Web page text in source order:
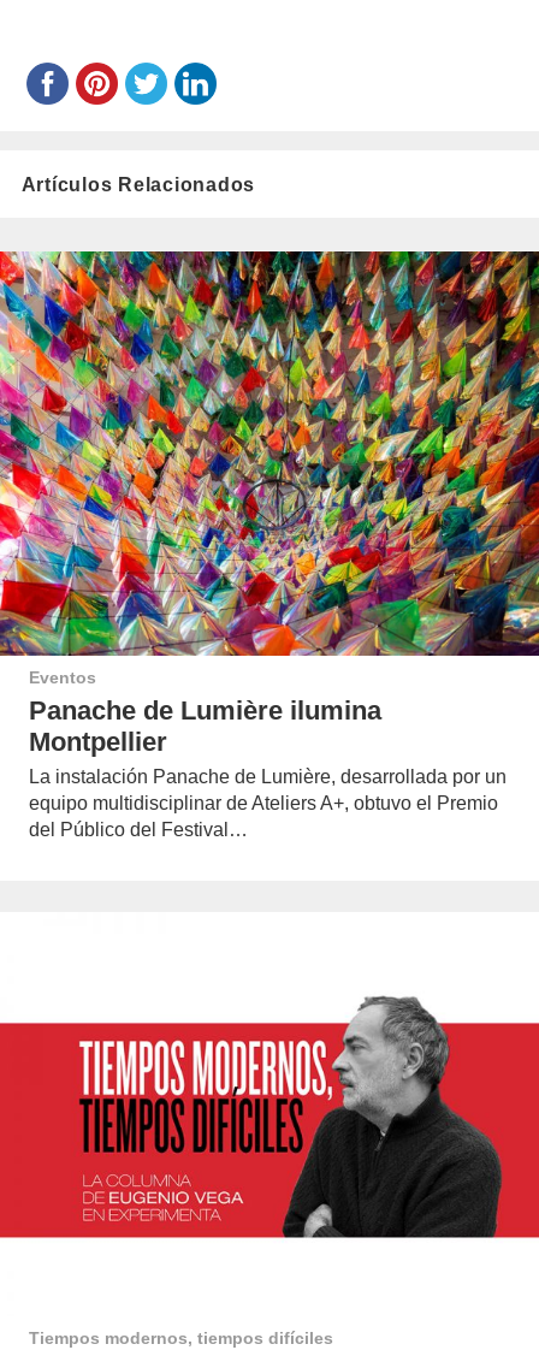
Artículos Relacionados
Eventos
Panache de Lumière ilumina
Montpellier
La instalación Panache de Lumière, desarrollada por un
equipo multidisciplinar de Ateliers A+, obtuvo el Premio
del Público del Festival…
Tiempos modernos, tiempos difíciles